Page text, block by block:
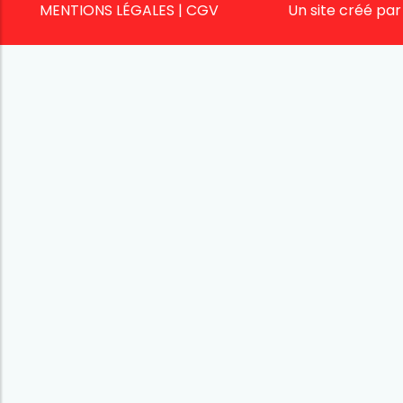
MENTIONS LÉGALES | CGV Un site créé par